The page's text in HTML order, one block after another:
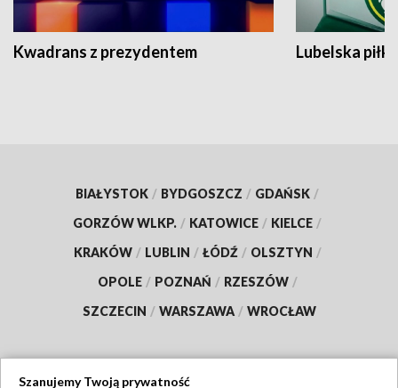
Kwadrans z prezydentem Lubelska piłka
BIAŁYSTOK / BYDGOSZCZ / GDAŃSK /
GORZÓW WLKP. / KATOWICE / KIELCE /
KRAKÓW / LUBLIN / ŁÓDŹ / OLSZTYN /
OPOLE / POZNAŃ / RZESZÓW /
SZCZECIN / WARSZAWA / WROCŁAW
Szanujemy Twoją prywatność